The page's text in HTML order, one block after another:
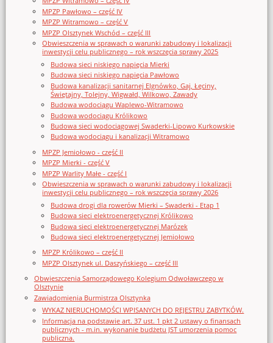
MPZP Pawłowo – część IV
MPZP Witramowo – część V
MPZP Olsztynek Wschód – część III
Obwieszczenia w sprawach o warunki zabudowy i lokalizacji
inwestycji celu publicznego – rok wszczęcia sprawy 2025
Budowa sieci niskiego napięcia Mierki
Budowa sieci niskiego napięcia Pawłowo
Budowa kanalizacji sanitarnej Elgnówko, Gaj, Łęciny,
Świętajny, Tolejny, Wigwałd, Wilkowo, Zawady
Budowa wodociągu Waplewo-Witramowo
Budowa wodociągu Królikowo
Budowa sieci wodociągowej Swaderki-Lipowo Kurkowskie
Budowa wodociągu i kanalizacji Witramowo
MPZP Jemiołowo - część II
MPZP Mierki - część V
MPZP Warlity Małe - część I
Obwieszczenia w sprawach o warunki zabudowy i lokalizacji
inwestycji celu publicznego – rok wszczęcia sprawy 2026
Budowa drogi dla rowerów Mierki – Swaderki - Etap 1
Budowa sieci elektroenergetycznej Królikowo
Budowa sieci elektroenergetycznej Marózek
Budowa sieci elektroenergetycznej Jemiołowo
MPZP Królikowo – część II
MPZP Olsztynek ul. Daszyńskiego – część III
Obwieszczenia Samorządowego Kolegium Odwoławczego w
Olsztynie
Zawiadomienia Burmistrza Olsztynka
WYKAZ NIERUCHOMOŚCI WPISANYCH DO REJESTRU ZABYTKÓW.
Informacja na podstawie art. 37 ust. 1 pkt 2 ustawy o finansach
publicznych - m.in. wykonanie budżetu JST umorzenia pomoc
publiczna.